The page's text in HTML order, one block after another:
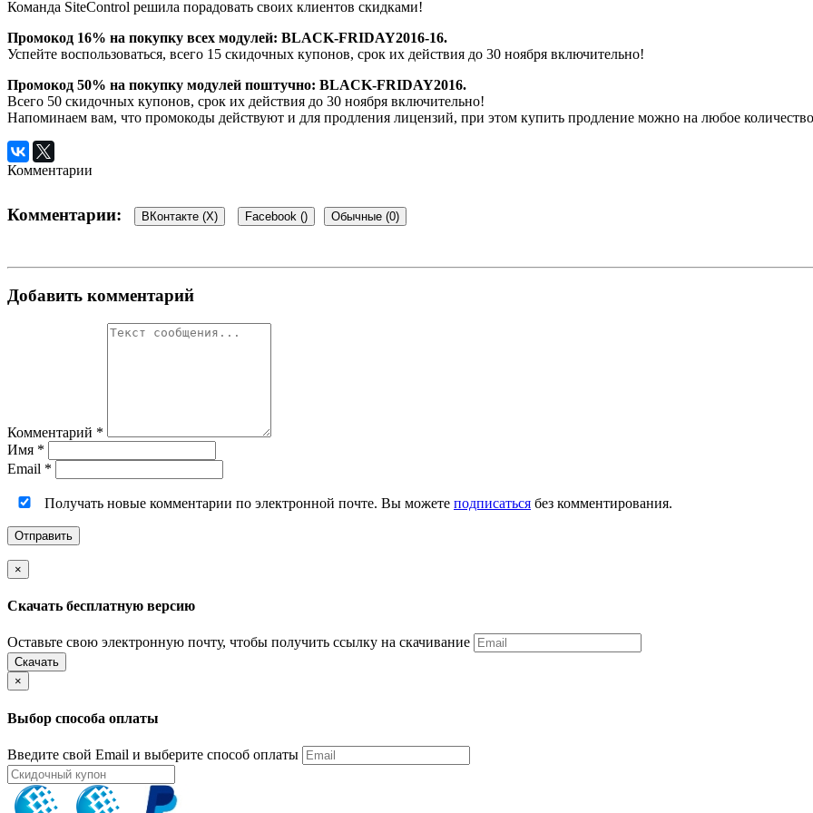
Команда SiteControl решила порадовать своих клиентов скидками!
Промокод 16% на покупку всех модулей: BLACK-FRIDAY2016-16.
Успейте воспользоваться, всего 15 скидочных купонов, срок их действия до 30 ноября включительно!
Промокод 50% на покупку модулей поштучно: BLACK-FRIDAY2016.
Всего 50 скидочных купонов, срок их действия до 30 ноября включительно!
Напоминаем вам, что промокоды действуют и для продления лицензий, при этом купить продление можно на любое
Комментарии
Комментарии: ВКонтакте (X) Facebook () Обычные (0)
Добавить комментарий
Комментарий *
Имя *
Email *
Получать новые комментарии по электронной почте. Вы можете подписаться без комментирования.
×
Скачать бесплатную версию
Оставьте свою электронную почту, чтобы получить ссылку на скачивание
Скачать
×
Выбор способа оплаты
Введите свой Email и выберите способ оплаты